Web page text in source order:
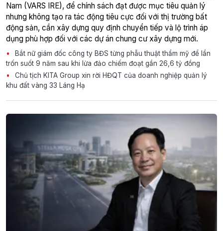
Nam (VARS IRE), để chính sách đạt được mục tiêu quản lý
nhưng không tạo ra tác động tiêu cực đối với thị trường bất
động sản, cần xây dựng quy định chuyển tiếp và lộ trình áp
dụng phù hợp đối với các dự án chung cư xây dựng mới.
Bắt nữ giám đốc công ty BĐS từng phẫu thuật thẩm mỹ để lẩn
trốn suốt 9 năm sau khi lừa đảo chiếm đoạt gần 26,6 tỷ đồng
Chủ tịch KITA Group xin rời HĐQT của doanh nghiệp quản lý
khu đất vàng 33 Láng Hạ